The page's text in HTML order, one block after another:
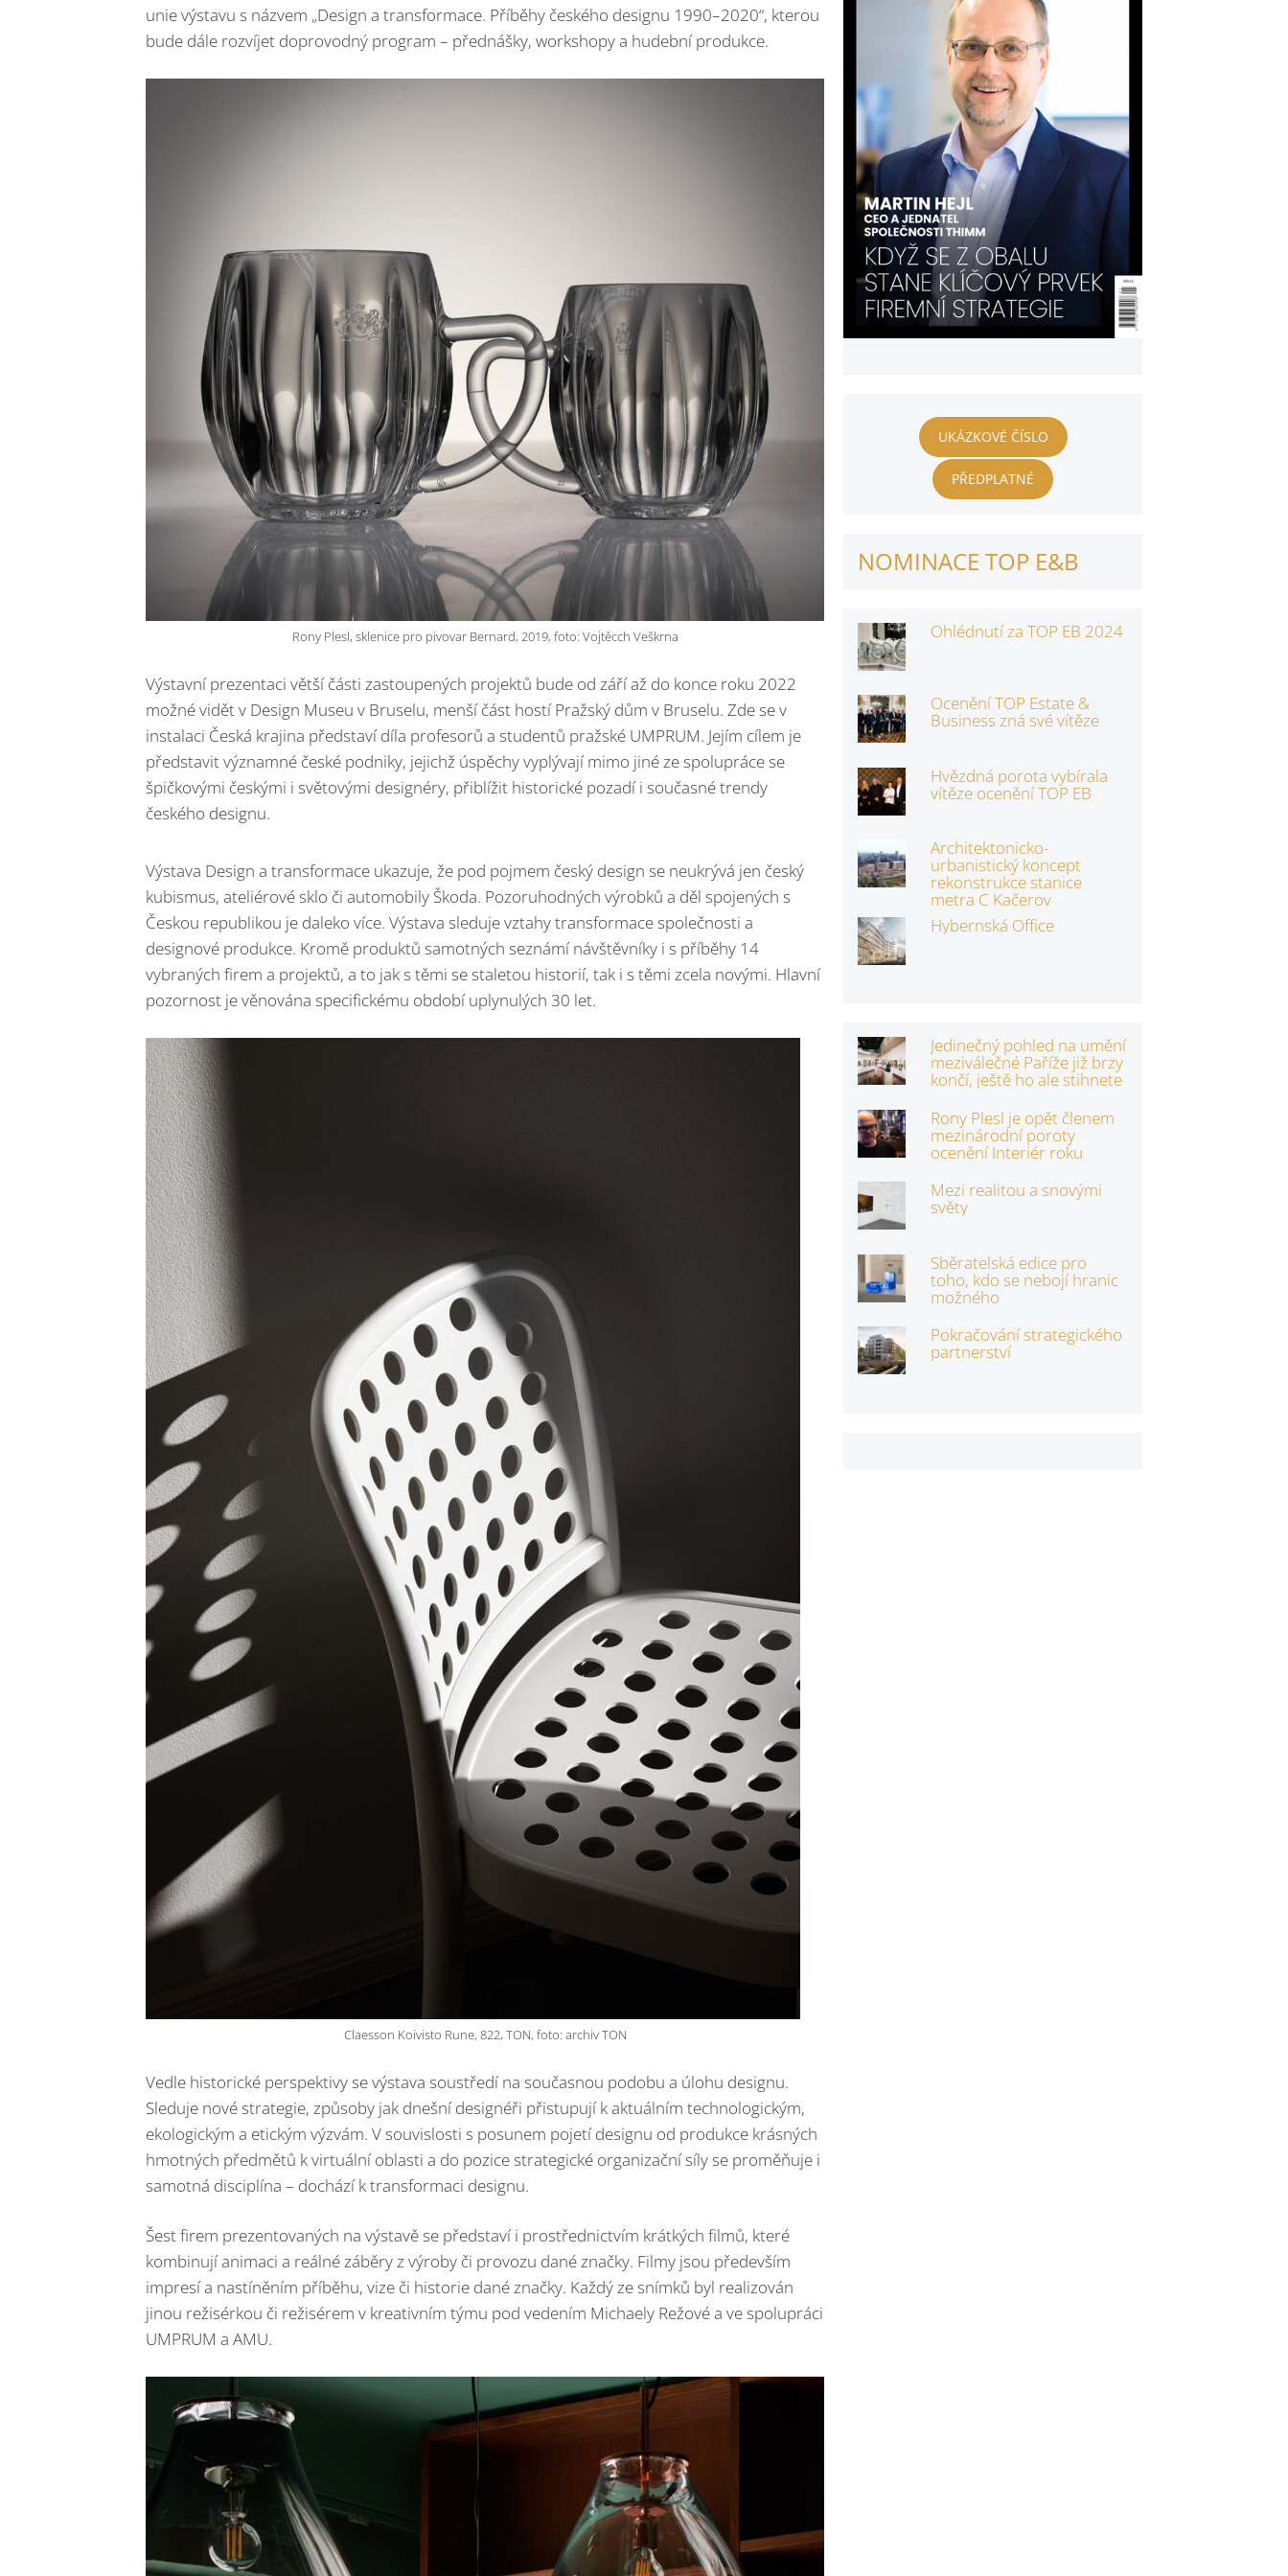
unie výstavu s názvem „Design a transformace. Příběhy českého designu 1990–2020“, kterou
bude dále rozvíjet doprovodný program – přednášky, workshopy a hudební produkce.
Rony Plesl, sklenice pro pivovar Bernard, 2019, foto: Vojtěcch Veškrna
Výstavní prezentaci větší části zastoupených projektů bude od září až do konce roku 2022
možné vidět v Design Museu v Bruselu, menší část hostí Pražský dům v Bruselu. Zde se v
instalaci Česká krajina představí díla profesorů a studentů pražské UMPRUM. Jejím cílem je
představit významné české podniky, jejichž úspěchy vyplývají mimo jiné ze spolupráce se
špičkovými českými i světovými designéry, přiblížit historické pozadí i současné trendy
českého designu.
Výstava Design a transformace ukazuje, že pod pojmem český design se neukrývá jen český
kubismus, ateliérové sklo či automobily Škoda. Pozoruhodných výrobků a děl spojených s
Českou republikou je daleko více. Výstava sleduje vztahy transformace společnosti a
designové produkce. Kromě produktů samotných seznámí návštěvníky i s příběhy 14
vybraných firem a projektů, a to jak s těmi se staletou historií, tak i s těmi zcela novými. Hlavní
pozornost je věnována specifickému období uplynulých 30 let.
Claesson Koivisto Rune, 822, TON, foto: archiv TON
Vedle historické perspektivy se výstava soustředí na současnou podobu a úlohu designu.
Sleduje nové strategie, způsoby jak dnešní designéři přistupují k aktuálním technologickým,
ekologickým a etickým výzvám. V souvislosti s posunem pojetí designu od produkce krásných
hmotných předmětů k virtuální oblasti a do pozice strategické organizační síly se proměňuje i
samotná disciplína – dochází k transformaci designu.
Šest firem prezentovaných na výstavě se představí i prostřednictvím krátkých filmů, které
kombinují animaci a reálné záběry z výroby či provozu dané značky. Filmy jsou především
impresí a nastíněním příběhu, vize či historie dané značky. Každý ze snímků byl realizován
jinou režisérkou či režisérem v kreativním týmu pod vedením Michaely Režové a ve spolupráci
UMPRUM a AMU.
UKÁZKOVÉ ČÍSLO
PŘEDPLATNÉ
NOMINACE TOP E&B
Ohlédnutí za TOP EB 2024
Ocenění TOP Estate &
Business zná své vítěze
Hvězdná porota vybírala
vítěze ocenění TOP EB
Architektonicko-
urbanistický koncept
rekonstrukce stanice
metra C Kačerov
Hybernská Office
Jedinečný pohled na umění
meziválečné Paříže již brzy
končí, ještě ho ale stihnete
Rony Plesl je opět členem
mezinárodní poroty
ocenění Interiér roku
Mezi realitou a snovými
světy
Sběratelská edice pro
toho, kdo se nebojí hranic
možného
Pokračování strategického
partnerství